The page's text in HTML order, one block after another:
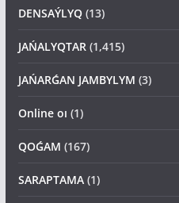
DENSAÝLYQ(13)
JAŃALYQTAR(1,415)
JAŃARǴAN JAMBYLYM (3)
Online oı (1)
QOǴAM (167)
SARAPTAMA(1)